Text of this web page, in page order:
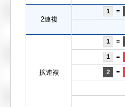
2連複
1 =
拡連複
1 =
1 =
2 =